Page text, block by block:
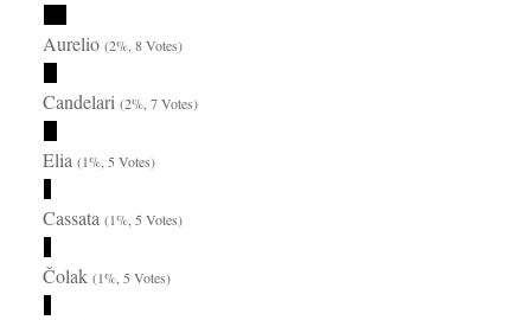
Aurelio(2%, 8 Votes)
Candelari(2%, 7 Votes)
Elia(1%, 5 Votes)
Cassata(1%, 5 Votes)
Čolak(1%, 5 Votes)